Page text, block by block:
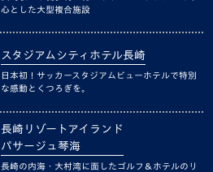
心とした大型複合施設
スタジアムシティホテル長崎
日本初！サッカースタジアムビューホテルで特別
な感動とくつろぎを。
長崎リゾートアイランド
パサージュ琴海
長崎の内海・大村湾に面したゴルフ＆ホテルのリ